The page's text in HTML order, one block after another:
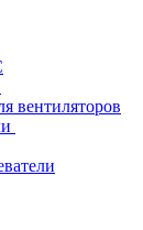
вентиляторов